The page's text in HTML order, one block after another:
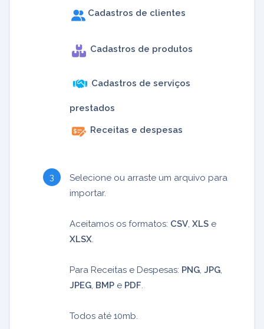
Cadastros de clientes
Cadastros de produtos
Cadastros de serviços
prestados
Receitas e despesas
Selecione ou arraste um arquivo para
importar.
Aceitamos os formatos: CSV XLS e
XLSX
Para Receitas e Despesas: PNG JPG
JPEG BMP e PDF
Todos até 10mb.